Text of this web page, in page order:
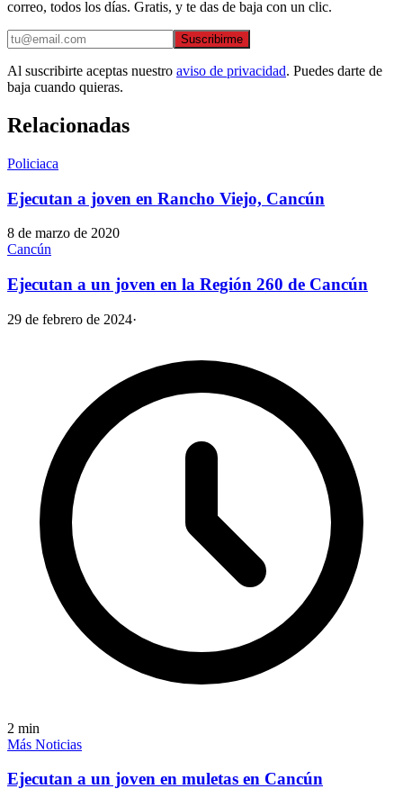
correo, todos los días. Gratis, y te das de baja con un clic.
Suscribirme
Al suscribirte aceptas nuestro aviso de privacidad. Puedes darte de
baja cuando quieras.
Relacionadas
Policiaca
Ejecutan a joven en Rancho Viejo, Cancún
8 de marzo de 2020
Cancún
Ejecutan a un joven en la Región 260 de Cancún
29 de febrero de 2024·
2 min
Más Noticias
Ejecutan a un joven en muletas en Cancún